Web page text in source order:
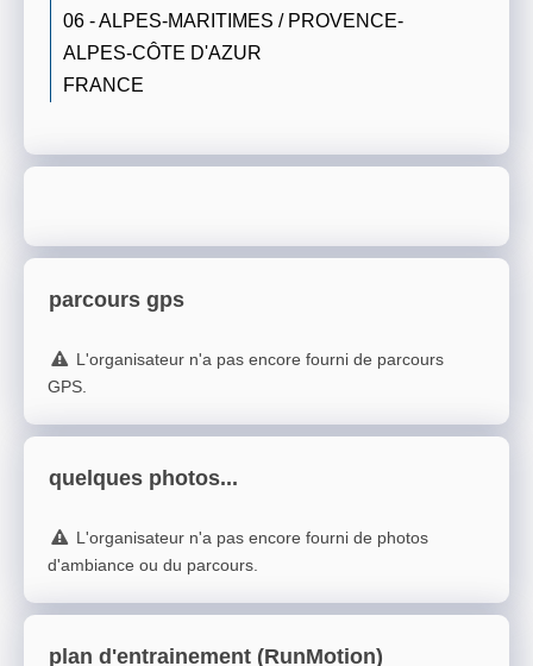
06 - ALPES-MARITIMES / PROVENCE-
ALPES-CÔTE D'AZUR
FRANCE
parcours gps
L'organisateur n'a pas encore fourni de parcours
GPS.
quelques photos...
L'organisateur n'a pas encore fourni de photos
d'ambiance ou du parcours.
plan d'entrainement (RunMotion)